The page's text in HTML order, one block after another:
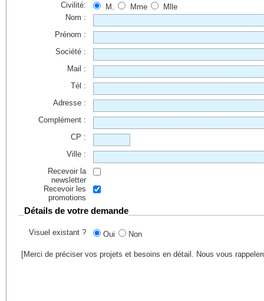
Civilité: M. Mme
Mlle
Nom :
Prénom :
Société :
Mail :
Tél :
Adresse :
Complément :
CP :
Ville :
Recevoir la
newsletter
Recevoir les
promotions
Détails de votre demande
Visuel existant ? Oui Non
[Merci de préciser vos projets et besoins en détail. Nous vous